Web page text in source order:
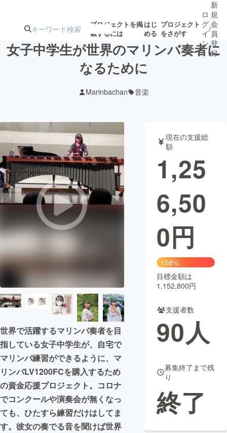
プロジェクトを掲
載するには
はじ
める
プロジェクト
をさがす
ジェクト
募集終了が近いプ
ロジェクト
アート・写真 音楽
テクノロジー・ガジェット ゲーム・サ
映像・映画
ビジネス・起業
CAMPFIRE for Social Good
CAMPFIRE Creation
CAMPFIREふるさと納税machi-ya コミュニティ
ロ
グ
イ
ン
/
新
規
会
員
登
録
女子中学生が世界のマリンバ奏者に
なるために
Marinbachan 音楽
世界で活躍するマリンバ奏者を目
指している女子中学生が、自宅で
マリンバ練習ができるように、マ
リンバLV1200FCを購入するため
の資金応援プロジェクト。コロナ
でコンクールや演奏会が無くなっ
ても、ひたすら練習だけはしてま
す。彼女の奏でる音を聞けば世界
現在の支援総
額
1,25
6,50
0円
108%
目標金額は
1,152,800円
支援者数
90人
募集終了まで残
り
終了